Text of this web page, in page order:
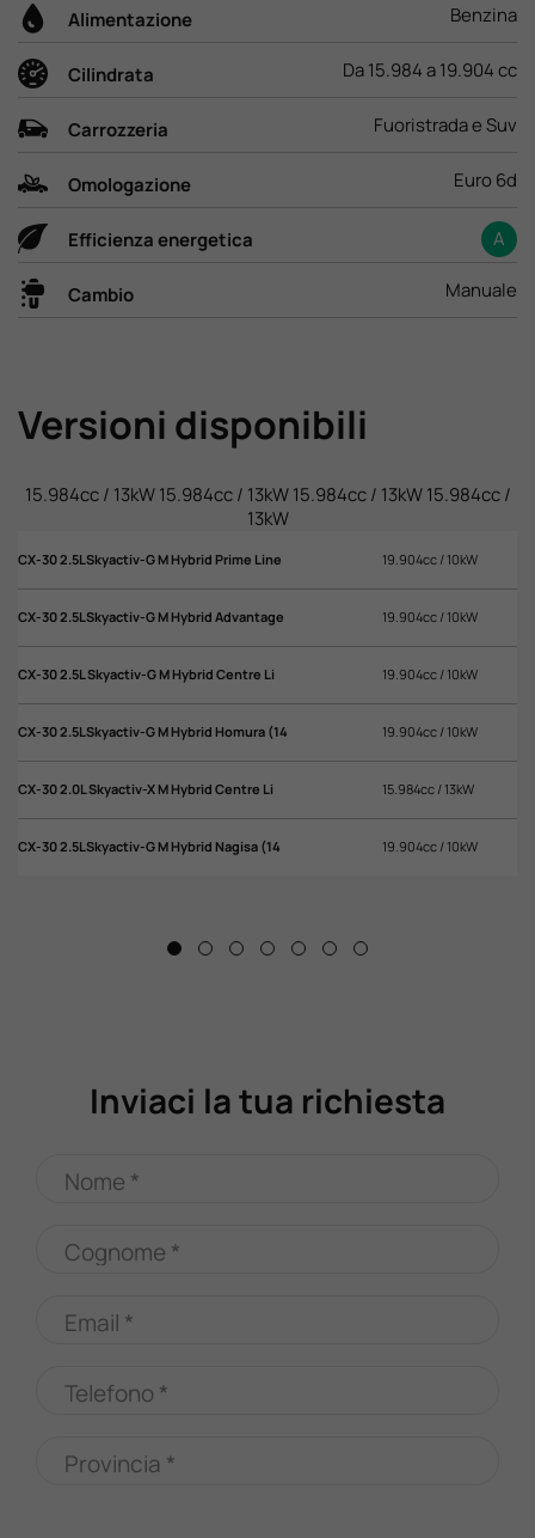
Alimentazione Benzina
Cilindrata Da 15.984 a 19.904 cc
Carrozzeria Fuoristrada e Suv
Omologazione Euro 6d
Efficienza energetica A
Cambio Manuale
Versioni disponibili
15.984cc / 13kW15.984cc / 13kW15.984cc / 13kW15.984cc /
13kW
CX-30 2.5LSkyactiv-G M Hybrid Prime Line 19.904cc / 10kW
CX-30 2.5LSkyactiv-G M Hybrid Advantage 19.904cc / 10kW
CX-30 2.5L Skyactiv-G M Hybrid Centre Li 19.904cc / 10kW
CX-30 2.5LSkyactiv-G M Hybrid Homura (14 19.904cc / 10kW
CX-30 2.0L Skyactiv-X M Hybrid Centre Li 15.984cc / 13kW
CX-30 2.5LSkyactiv-G M Hybrid Nagisa (14 19.904cc / 10kW
Inviaci la tua richiesta
Nome *
Cognome *
Email *
Telefono *
Provincia *